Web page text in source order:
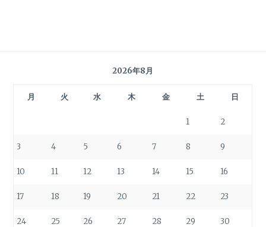
2026年8月
月 火 水 木 金 土 日
1 2
3 4 5 6 7 8 9
10 11 12 13 14 15 16
17 18 19 20 21 22 23
24 25 26 27 28 29 30